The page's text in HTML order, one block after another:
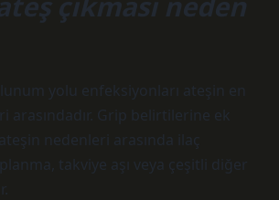
yolu enfeksiyonları ateşin en
arasındadır. Grip belirtilerine ek
nedenleri arasında ilaç
takviye aşı veya çeşitli diğer